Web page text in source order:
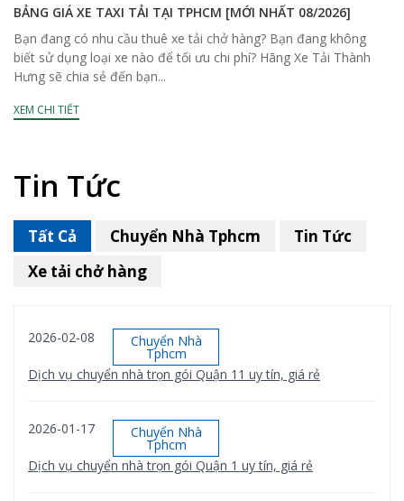
BẢNG GIÁ XE TAXI TẢI TẠI TPHCM [MỚI NHẤT 08/2026]
Bạn đang có nhu cầu thuê xe tải chở hàng? Bạn đang không
biết sử dụng loại xe nào để tối ưu chi phí? Hãng Xe Tải Thành
Hưng sẽ chia sẻ đến bạn...
XEM CHI TIẾT
Tin Tức
Tất Cả
2026-02-08 Chuyển Nhà
Tphcm
Dịch vụ chuyển nhà trọn gói Quận 11 uy tín, giá rẻ
2026-01-17 Chuyển Nhà
Tphcm
Dịch vụ chuyển nhà trọn gói Quận 1 uy tín, giá rẻ
Chuyển Nhà Tphcm
Tin Tức
Xe tải chở hàng